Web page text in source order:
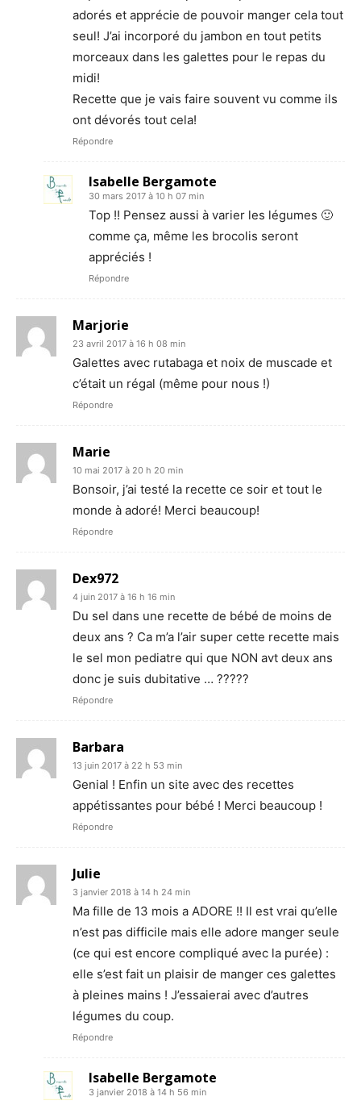
adorés et apprécie de pouvoir manger cela tout
seul! J’ai incorporé du jambon en tout petits
morceaux dans les galettes pour le repas du
midi!
Recette que je vais faire souvent vu comme ils
ont dévorés tout cela!
Répondre
Isabelle Bergamote
30 mars 2017 à 10 h 07 min
Top !! Pensez aussi à varier les légumes 🙂
comme ça, même les brocolis seront
appréciés !
Répondre
Marjorie
23 avril 2017 à 16 h 08 min
Galettes avec rutabaga et noix de muscade et
c’était un régal (même pour nous !)
Répondre
Marie
10 mai 2017 à 20 h 20 min
Bonsoir, j’ai testé la recette ce soir et tout le
monde à adoré! Merci beaucoup!
Répondre
Dex972
4 juin 2017 à 16 h 16 min
Du sel dans une recette de bébé de moins de
deux ans ? Ca m’a l’air super cette recette mais
le sel mon pediatre qui que NON avt deux ans
donc je suis dubitative … ?????
Répondre
Barbara
13 juin 2017 à 22 h 53 min
Genial ! Enfin un site avec des recettes
appétissantes pour bébé ! Merci beaucoup !
Répondre
Julie
3 janvier 2018 à 14 h 24 min
Ma fille de 13 mois a ADORE !! Il est vrai qu’elle
n’est pas difficile mais elle adore manger seule
(ce qui est encore compliqué avec la purée) :
elle s’est fait un plaisir de manger ces galettes
à pleines mains ! J’essaierai avec d’autres
légumes du coup.
Répondre
Isabelle Bergamote
3 janvier 2018 à 14 h 56 min